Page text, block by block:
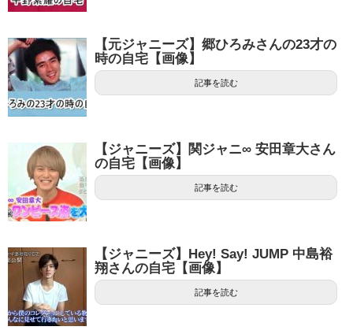
【元ジャニーズ】郷ひろみさんの23才の
時の自宅【画像】
記事を読む
【ジャニーズ】関ジャニ∞ 安田章大さん
の自宅【画像】
記事を読む
【ジャニーズ】Hey! Say! JUMP 中島裕
翔さんの自宅【画像】
記事を読む